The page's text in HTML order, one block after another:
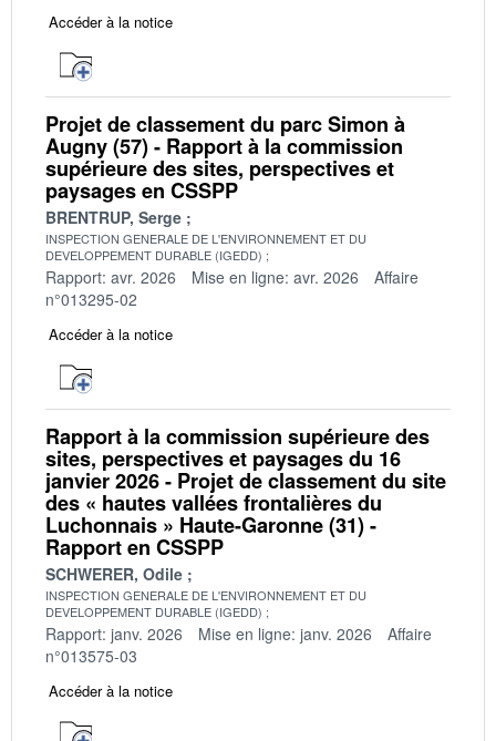
Accéder à la notice
Projet de classement du parc Simon à
Augny (57) - Rapport à la commission
supérieure des sites, perspectives et
paysages en CSSPP
BRENTRUP, Serge
INSPECTION GENERALE DE L'ENVIRONNEMENT ET DU
DEVELOPPEMENT DURABLE (IGEDD)
Rapport: avr. 2026 Mise en ligne: avr. 2026
Affaire
n°013295-02
Accéder à la notice
Rapport à la commission supérieure des
sites, perspectives et paysages du 16
janvier 2026 - Projet de classement du site
des « hautes vallées frontalières du
Luchonnais » Haute-Garonne (31) -
Rapport en CSSPP
SCHWERER, Odile
INSPECTION GENERALE DE L'ENVIRONNEMENT ET DU
DEVELOPPEMENT DURABLE (IGEDD)
Rapport: janv. 2026 Mise en ligne: janv. 2026
Affaire
n°013575-03
Accéder à la notice